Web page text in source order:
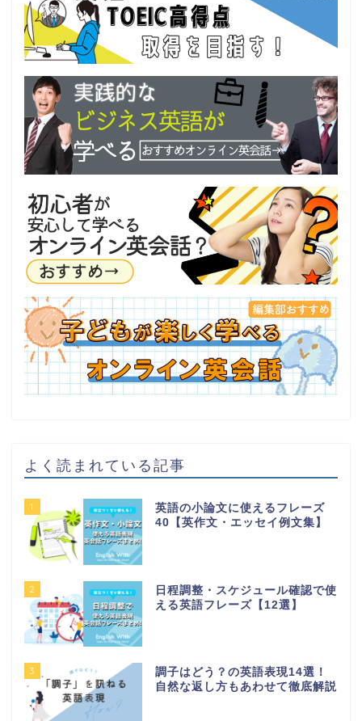
よく読まれている記事
1
英語の小論文に使えるフレーズ
40【英作文・エッセイ例文集】
2
日程調整・スケジュール確認で使
える英語フレーズ【12選】
3
調子はどう？の英語表現14選！
自然な返し方もあわせて徹底解説